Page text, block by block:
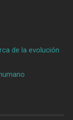
de la evolución